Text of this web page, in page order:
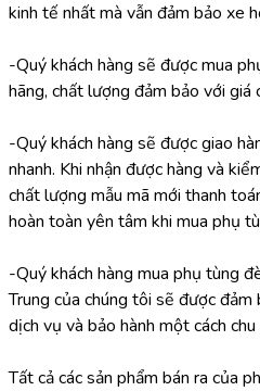
kinh tế nhất mà vẫn đảm bảo xe
-Quý khách hàng sẽ được mua
hãng, chất lượng đảm bảo với giá
-Quý khách hàng sẽ được giao
nhanh. Khi nhận được hàng và
chất lượng mẫu mã mới thanh
hoàn toàn yên tâm khi mua phụ
-Quý khách hàng mua phụ tùng
Trung của chúng tôi sẽ được đảm
dịch vụ và bảo hành một cách
Tất cả các sản phẩm bán ra của